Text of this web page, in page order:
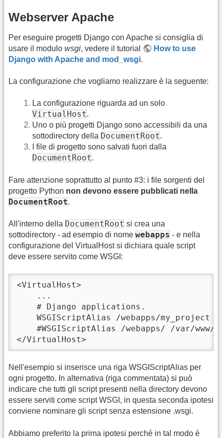
Webserver Apache
Per eseguire progetti Django con Apache si consiglia di
usare il modulo wsgi, vedere il tutorial
How to use
Django with Apache and mod_wsgi.
La configurazione che vogliamo realizzare è la seguente:
La configurazione riguarda ad un solo
VirtualHost.
Uno o più progetti Django sono accessibili da una
sottodirectory della DocumentRoot.
I file di progetto sono salvati fuori dalla
DocumentRoot.
Fare attenzione soprattutto al punto #3: i file sorgenti del
progetto Python non devono essere pubblicati nella
DocumentRoot.
All'interno della DocumentRoot si crea una
sottodirectory - ad esempio di nome webapps - e nella
configurazione del VirtualHost si dichiara quale script
deve essere servito come WSGI:
<VirtualHost>
    ...
    # Django applications.
WSGIScriptAlias /webapps/my_project
#WSGIScriptAlias /webapps/ /var/www/
</VirtualHost>
Nell'esempio si inserisce una riga WSGIScriptAlias per
ogni progetto. In alternativa (riga commentata) si può
indicare che tutti gli script presenti nella directory devono
essere serviti come script WSGI, in questa seconda ipotesi
conviene nominare gli script senza estensione .wsgi.
Abbiamo preferito la prima ipotesi perché in tal modo è